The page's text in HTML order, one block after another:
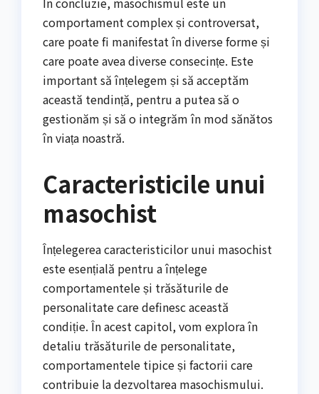
comportament complex și controversat,
care poate fi manifestat în diverse forme și
care poate avea diverse consecințe. Este
important să înțelegem și să acceptăm
această tendință, pentru a putea să o
gestionăm și să o integrăm în mod sănătos
în viața noastră.
Caracteristicile unui
masochist
Înțelegerea caracteristicilor unui masochist
este esențială pentru a înțelege
comportamentele și trăsăturile de
personalitate care definesc această
condiție. În acest capitol, vom explora în
detaliu trăsăturile de personalitate,
comportamentele tipice și factorii care
contribuie la dezvoltarea masochismului.